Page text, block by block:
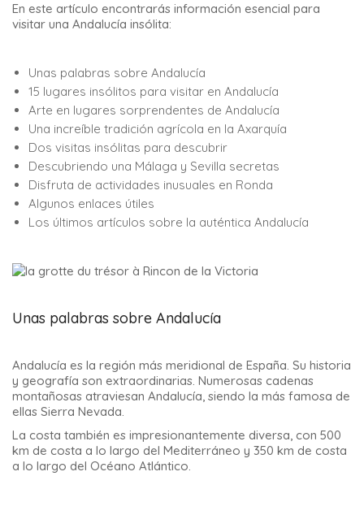
En este artículo encontrarás información esencial para
visitar una Andalucía insólita:
Unas palabras sobre Andalucía
15 lugares insólitos para visitar en Andalucía
Arte en lugares sorprendentes de Andalucía
Una increíble tradición agrícola en la Axarquía
Dos visitas insólitas para descubrir
Descubriendo una Málaga y Sevilla secretas
Disfruta de actividades inusuales en Ronda
Algunos enlaces útiles
Los últimos artículos sobre la auténtica Andalucía
Unas palabras sobre Andalucía
Andalucía es la región más meridional de España. Su historia
y geografía son extraordinarias. Numerosas cadenas
montañosas atraviesan Andalucía, siendo la más famosa de
ellas Sierra Nevada.
La costa también es impresionantemente diversa, con 500
km de costa a lo largo del Mediterráneo y 350 km de costa
a lo largo del Océano Atlántico.